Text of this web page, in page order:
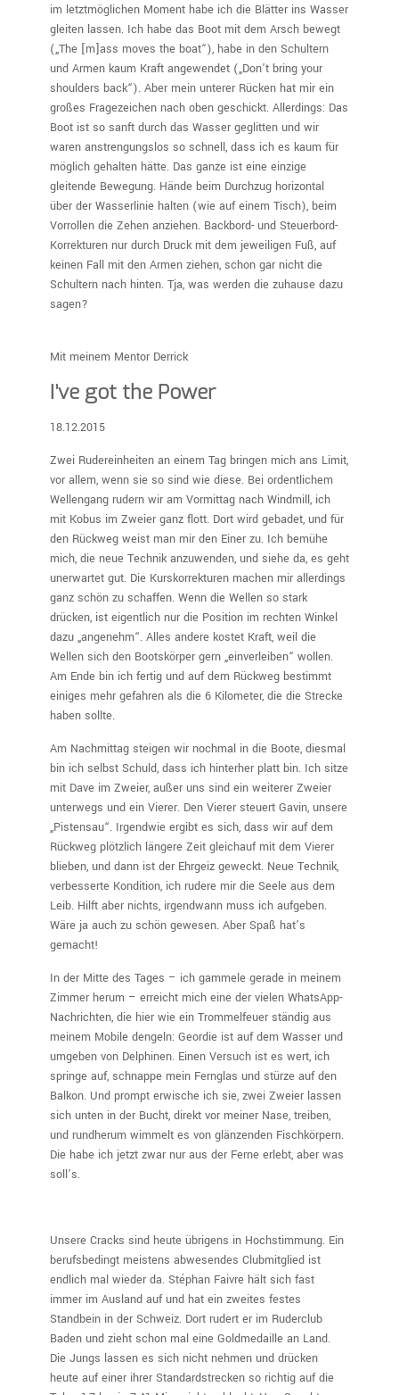
im letztmöglichen Moment habe ich die Blätter ins Wasser
gleiten lassen. Ich habe das Boot mit dem Arsch bewegt
(„The [m]ass moves the boat“), habe in den Schultern
und Armen kaum Kraft angewendet („Don’t bring your
shoulders back“). Aber mein unterer Rücken hat mir ein
großes Fragezeichen nach oben geschickt. Allerdings: Das
Boot ist so sanft durch das Wasser geglitten und wir
waren anstrengungslos so schnell, dass ich es kaum für
möglich gehalten hätte. Das ganze ist eine einzige
gleitende Bewegung. Hände beim Durchzug horizontal
über der Wasserlinie halten (wie auf einem Tisch), beim
Vorrollen die Zehen anziehen. Backbord- und Steuerbord-
Korrekturen nur durch Druck mit dem jeweiligen Fuß, auf
keinen Fall mit den Armen ziehen, schon gar nicht die
Schultern nach hinten. Tja, was werden die zuhause dazu
sagen?
Mit meinem Mentor Derrick
I’ve got the Power
18.12.2015
Zwei Rudereinheiten an einem Tag bringen mich ans Limit,
vor allem, wenn sie so sind wie diese. Bei ordentlichem
Wellengang rudern wir am Vormittag nach Windmill, ich
mit Kobus im Zweier ganz flott. Dort wird gebadet, und für
den Rückweg weist man mir den Einer zu. Ich bemühe
mich, die neue Technik anzuwenden, und siehe da, es geht
unerwartet gut. Die Kurskorrekturen machen mir allerdings
ganz schön zu schaffen. Wenn die Wellen so stark
drücken, ist eigentlich nur die Position im rechten Winkel
dazu „angenehm“. Alles andere kostet Kraft, weil die
Wellen sich den Bootskörper gern „einverleiben“ wollen.
Am Ende bin ich fertig und auf dem Rückweg bestimmt
einiges mehr gefahren als die 6 Kilometer, die die Strecke
haben sollte.
Am Nachmittag steigen wir nochmal in die Boote, diesmal
bin ich selbst Schuld, dass ich hinterher platt bin. Ich sitze
mit Dave im Zweier, außer uns sind ein weiterer Zweier
unterwegs und ein Vierer. Den Vierer steuert Gavin, unsere
„Pistensau“. Irgendwie ergibt es sich, dass wir auf dem
Rückweg plötzlich längere Zeit gleichauf mit dem Vierer
blieben, und dann ist der Ehrgeiz geweckt. Neue Technik,
verbesserte Kondition, ich rudere mir die Seele aus dem
Leib. Hilft aber nichts, irgendwann muss ich aufgeben.
Wäre ja auch zu schön gewesen. Aber Spaß hat’s
gemacht!
In der Mitte des Tages – ich gammele gerade in meinem
Zimmer herum – erreicht mich eine der vielen WhatsApp-
Nachrichten, die hier wie ein Trommelfeuer ständig aus
meinem Mobile dengeln: Geordie ist auf dem Wasser und
umgeben von Delphinen. Einen Versuch ist es wert, ich
springe auf, schnappe mein Fernglas und stürze auf den
Balkon. Und prompt erwische ich sie, zwei Zweier lassen
sich unten in der Bucht, direkt vor meiner Nase, treiben,
und rundherum wimmelt es von glänzenden Fischkörpern.
Die habe ich jetzt zwar nur aus der Ferne erlebt, aber was
soll’s.
Unsere Cracks sind heute übrigens in Hochstimmung. Ein
berufsbedingt meistens abwesendes Clubmitglied ist
endlich mal wieder da. Stéphan Faivre hält sich fast
immer im Ausland auf und hat ein zweites festes
Standbein in der Schweiz. Dort rudert er im Ruderclub
Baden und zieht schon mal eine Goldmedaille an Land.
Die Jungs lassen es sich nicht nehmen und drücken
heute auf einer ihrer Standardstrecken so richtig auf die